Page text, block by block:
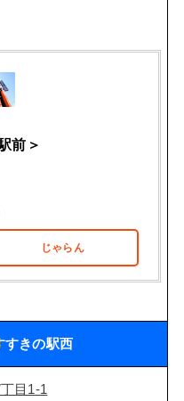
前＞
じゃらん
すきの駅西
目1-1